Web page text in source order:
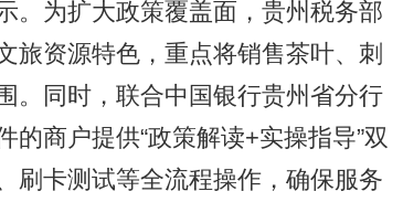
。为扩大政策覆盖面，贵州税务部
旅资源特色，重点将销售茶叶、刺
。同时，联合中国银行贵州省分行
的商户提供“政策解读+实操指导”双
刷卡测试等全流程操作，确保服务